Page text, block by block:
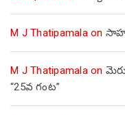
M J Thatipamalaon
M J Thatipamalaon
“25వ గంట”